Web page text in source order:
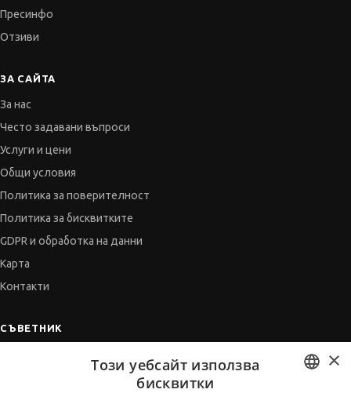
Пресинфо
Отзиви
ЗА САЙТА
За нас
Често задавани въпроси
Услуги и цени
Общи условия
Политика за поверителност
Политика за бисквитките
GDPR и обработка на данни
Карта
Контакти
СЪВЕТНИК
×
Този уебсайт използва
бисквитки